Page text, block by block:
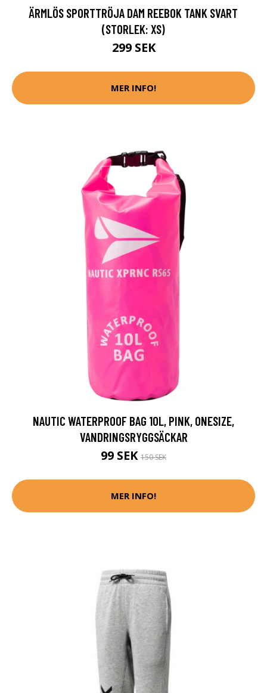
ÄRMLÖS SPORTTRÖJA DAM REEBOK TANK SVART
(STORLEK: XS)
299 SEK
MER INFO!
NAUTIC WATERPROOF BAG 10L, PINK, ONESIZE,
VANDRINGSRYGGSÄCKAR
99 SEK 150 SEK
MER INFO!